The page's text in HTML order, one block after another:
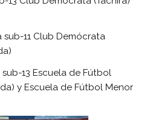
11 Club Demócrata
13 Escuela de Fútbol
y Escuela de Fútbol Menor